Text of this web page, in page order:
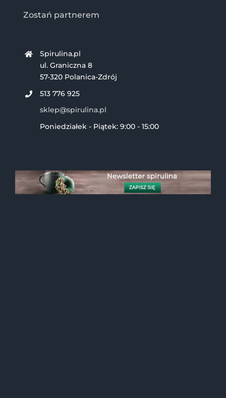
Zostań partnerem
Spirulina.pl
ul. Graniczna 8
57-320 Polanica-Zdrój
513 776 925
sklep@spirulina.pl
Poniedziałek - Piątek: 9:00 - 15:00